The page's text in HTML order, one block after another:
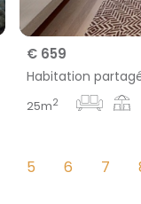
€ 659
Habitation
25m2
5 6 7